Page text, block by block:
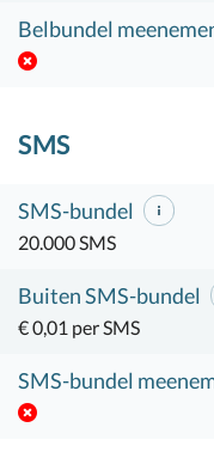
Belbundel
SMS
SMS-bundel
20.000 SMS
Buiten SMS-bundel
€ 0,01 per SMS
SMS-bundel